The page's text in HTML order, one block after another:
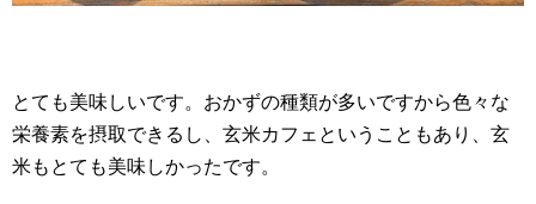
とても美味しいです。おかずの種類が多いですから色々な
栄養素を摂取できるし、玄米カフェということもあり、玄
米もとても美味しかったです。